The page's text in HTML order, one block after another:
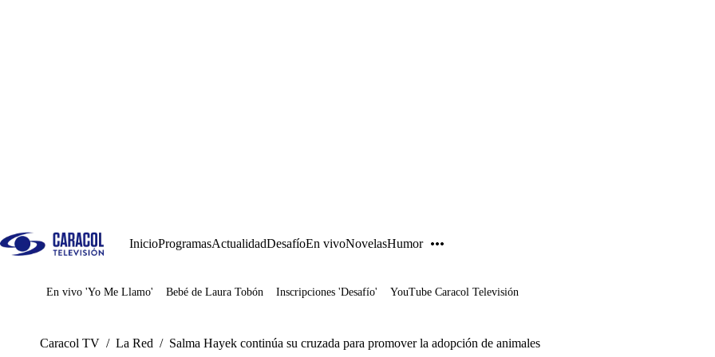
InicioProgramasActualidadDesafíoEn vivoNovelasHumor
Juegos
En vivo 'Yo Me Llamo' Bebé de Laura Tobón Inscripciones 'Desafío' YouTube Caracol Televisión
Caracol TV / La Red / Salma Hayek continúa su cruzada para promover la adopción de animales